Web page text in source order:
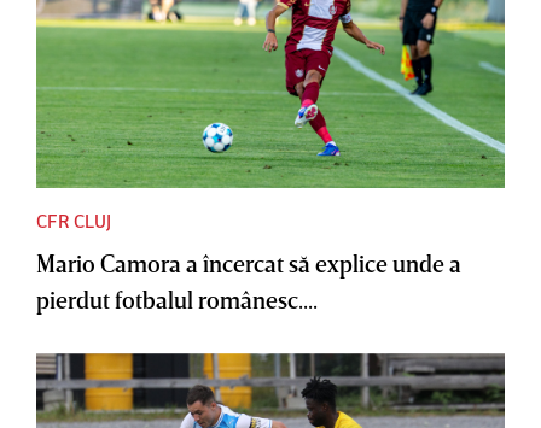
CFR CLUJ
Mario Camora a încercat să explice unde a
pierdut fotbalul românesc....